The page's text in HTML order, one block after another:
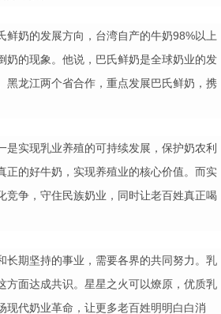
鲜奶的发展方向，台湾自产的牛奶98%以上
奶的现象。他说，巴氏鲜奶是全球奶业的发
黑龙江两个省合作，重点发展巴氏鲜奶，携
实现乳业养殖的可持续发展，保护奶农利
正的好牛奶，实现养殖业的核心价值。而实
竞争，守住民族奶业，同时让老百姓真正喝
长期坚持的事业，需要各界的共同努力。乳
方面达成共识。星星之火可以燎原，优质乳
现代奶业革命，让更多老百姓明明白白消